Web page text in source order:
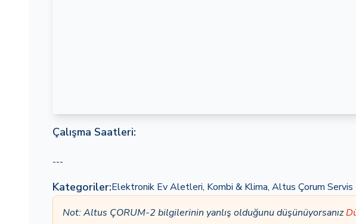
Çalışma Saatleri:
---
Kategoriler:Elektronik Ev Aletleri, Kombi & Klima, Altus Çorum Servis
Not: Altus ÇORUM-2 bilgilerinin yanlış olduğunu düşünüyorsanız